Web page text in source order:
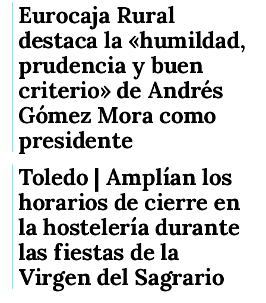
Eurocaja Rural
destaca la «humildad,
prudencia y buen
criterio» de Andrés
Gómez Mora como
presidente
Toledo | Amplían los
horarios de cierre en
la hostelería durante
las fiestas de la
Virgen del Sagrario